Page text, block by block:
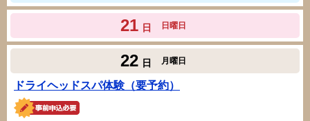
21 日 日曜日
22 日 月曜日
ドライヘッドスパ体験（要予約）